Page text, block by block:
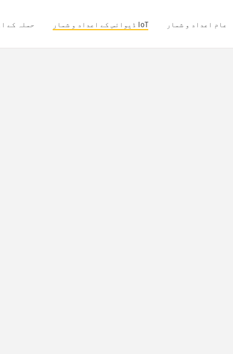
عام اعداد و شمار IoT ڈیوائس کے اعداد و شمار حملہ کے